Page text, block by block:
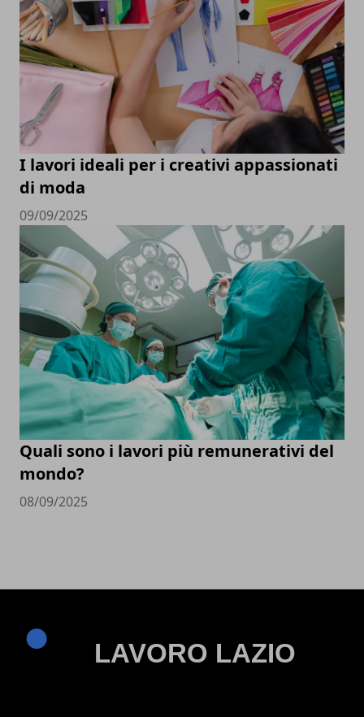
I lavori ideali per i creativi appassionati
di moda
09/09/2025
Quali sono i lavori più remunerativi del
mondo?
08/09/2025